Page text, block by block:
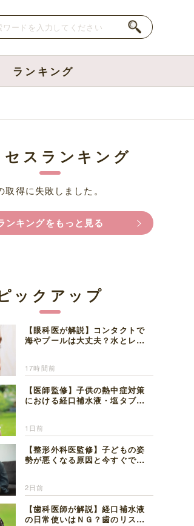
ランキング
セスランキング
取得に失敗しました。
ンキングをもっと見る
ックアップ
【眼科医が解説】コンタクトで
海やプールは大丈夫？水とレン
17時間前
【医師監修】子供の熱中症対策
における経口補水液・塩タブレ
1日前
【整形外科医監修】子どもの姿
勢が悪くなる原因と今すぐでき
2日前
【歯科医師が解説】経口補水液
の日常使いはＮＧ？歯のリスク